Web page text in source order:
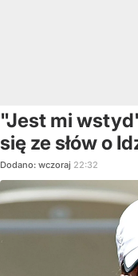
"Jest mi
się ze słów o
Dodano: wczoraj 22:32